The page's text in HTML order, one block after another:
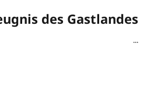
des Gastlandes
...